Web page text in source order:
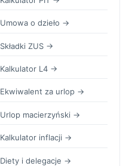
Umowa o dzieło →
Składki ZUS →
Kalkulator L4 →
Ekwiwalent za urlop →
Urlop macierzyński →
Kalkulator inflacji →
Diety i delegacje →